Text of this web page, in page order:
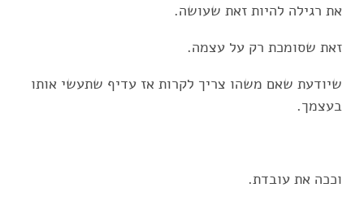
את רגילה להיות זאת שעושה.
זאת שסומכת רק על עצמה.
שיודעת שאם משהו צריך לקרות אז עדיף שתעשי אותו
בעצמך.
וככה את עובדת.